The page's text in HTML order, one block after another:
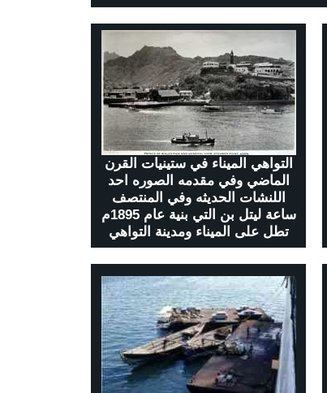
التواهي الميناء في ستينيات القرن
الماضي وفي مقدمه الصوره احد
اللنشات الحديثه وفي المنتصف
ساعة ليتل بن التي بنية عام 1895م
تطل على الميناء ومدينة التواهي